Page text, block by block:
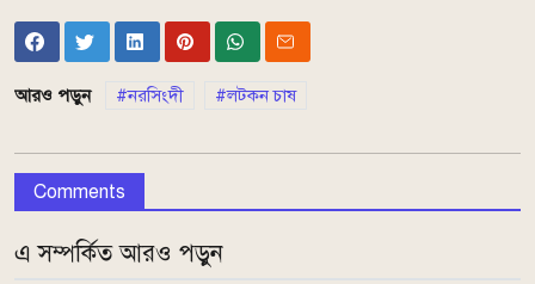
আরও পড়ুন নরসিংদী লটকন চাষ
Comments
এ সম্পর্কিত আরও পড়ুন